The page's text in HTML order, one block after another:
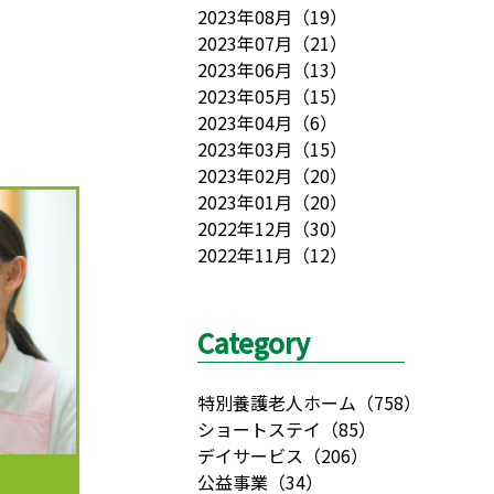
2023年08月 （19）
2023年07月 （21）
2023年06月 （13）
2023年05月 （15）
2023年04月 （6）
2023年03月 （15）
2023年02月 （20）
2023年01月 （20）
2022年12月 （30）
2022年11月 （12）
Category
特別養護老人ホーム （758）
ショートステイ （85）
デイサービス （206）
公益事業 （34）